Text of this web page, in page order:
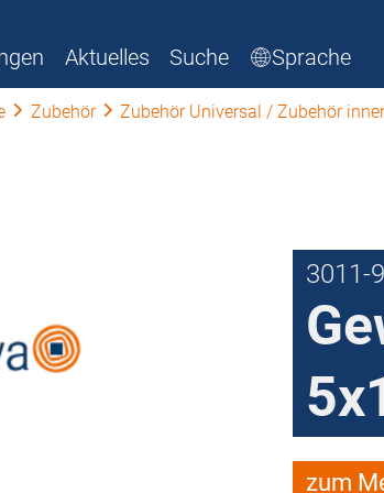
Aktuelles Suche Sprache
Zubehör Zubehör Universal / Zubehör
3011-
zum